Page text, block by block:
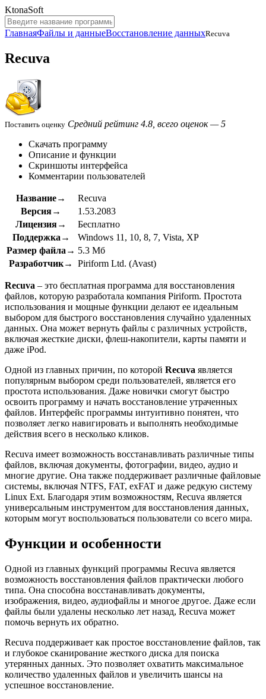
KtonaSoft
ГлавнаяФайлы и данныеВосстановление данныхRecuva
Recuva
Поставить оценку Средний рейтинг 4.8, всего оценок — 5
Скачать программу
Описание и функции
Скриншоты интерфейса
Комментарии пользователей
Название→
Recuva
Версия→
1.53.2083
Лицензия→
Бесплатно
Поддержка→
Windows 11, 10, 8, 7, Vista, XP
Размер файла→ 5.3 Мб
Разработчик→
Piriform Ltd. (Avast)
Recuva – это бесплатная программа для восстановления
файлов, которую разработала компания Piriform. Простота
использования и мощные функции делают ее идеальным
выбором для быстрого восстановления случайно удаленных
данных. Она может вернуть файлы с различных устройств,
включая жесткие диски, флеш-накопители, карты памяти и
даже iPod.
Одной из главных причин, по которой Recuva является
популярным выбором среди пользователей, является его
простота использования. Даже новички смогут быстро
освоить программу и начать восстановление утраченных
файлов. Интерфейс программы интуитивно понятен, что
позволяет легко навигировать и выполнять необходимые
действия всего в несколько кликов.
Recuva имеет возможность восстанавливать различные типы
файлов, включая документы, фотографии, видео, аудио и
многие другие. Она также поддерживает различные файловые
системы, включая NTFS, FAT, exFAT и даже редкую систему
Linux Ext. Благодаря этим возможностям, Recuva является
универсальным инструментом для восстановления данных,
которым могут воспользоваться пользователи со всего мира.
Функции и особенности
Одной из главных функций программы Recuva является
возможность восстановления файлов практически любого
типа. Она способна восстанавливать документы,
изображения, видео, аудиофайлы и многое другое. Даже если
файлы были удалены несколько лет назад, Recuva может
помочь вернуть их обратно.
Recuva поддерживает как простое восстановление файлов, так
и глубокое сканирование жесткого диска для поиска
утерянных данных. Это позволяет охватить максимальное
количество удаленных файлов и увеличить шансы на
успешное восстановление.